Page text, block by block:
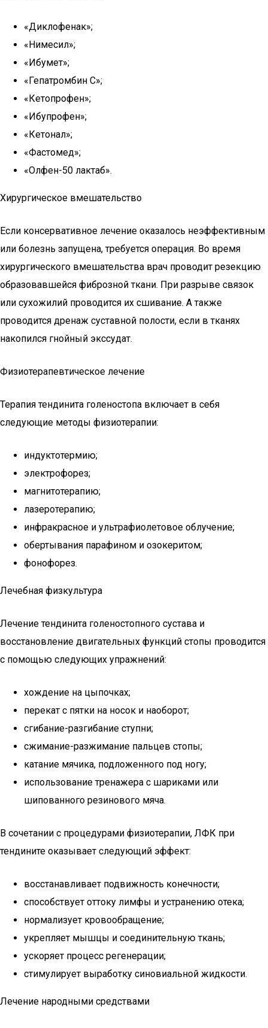
«Диклофенак»;
«Нимесил»;
«Ибумет»;
«Гепатромбин С»;
«Кетопрофен»;
«Ибупрофен»;
«Кетонал»;
«Фастомед»;
«Олфен-50 лактаб».
Хирургическое вмешательство
Если консервативное лечение оказалось неэффективным
или болезнь запущена, требуется операция. Во время
хирургического вмешательства врач проводит резекцию
образовавшейся фиброзной ткани. При разрыве связок
или сухожилий проводится их сшивание. А также
проводится дренаж суставной полости, если в тканях
накопился гнойный экссудат.
Физиотерапевтическое лечение
Терапия тендинита голеностопа включает в себя
следующие методы физиотерапии:
индуктотермию;
электрофорез;
магнитотерапию;
лазеротерапию;
инфракрасное и ультрафиолетовое облучение;
обертывания парафином и озокеритом;
фонофорез.
Лечебная физкультура
Лечение тендинита голеностопного сустава и
восстановление двигательных функций стопы проводится
с помощью следующих упражнений:
хождение на цыпочках;
перекат с пятки на носок и наоборот;
сгибание-разгибание ступни;
сжимание-разжимание пальцев стопы;
катание мячика, подложенного под ногу;
использование тренажера с шариками или
шипованного резинового мяча.
В сочетании с процедурами физиотерапии, ЛФК при
тендините оказывает следующий эффект:
восстанавливает подвижность конечности;
способствует оттоку лимфы и устранению отека;
нормализует кровообращение;
укрепляет мышцы и соединительную ткань;
ускоряет процесс регенерации;
стимулирует выработку синовиальной жидкости.
Лечение народными средствами